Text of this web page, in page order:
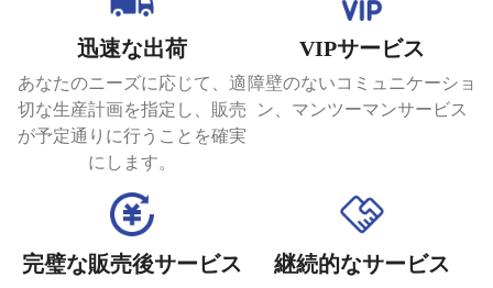
迅速な出荷
あなたのニーズに応じて、適
切な生産計画を指定し、販売
が予定通りに行うことを確実
にします。
VIPサービス
障壁のないコミュニケーショ
ン、マンツーマンサービス
完璧な販売後サービス 継続的なサービス